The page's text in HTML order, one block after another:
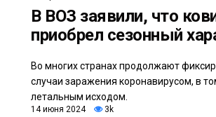
В ВОЗ заявили, что
приобрел сезонный
Во многих странах продолжают
случаи заражения коронавирусом, в
летальным исходом.
14 июня 2024 3k